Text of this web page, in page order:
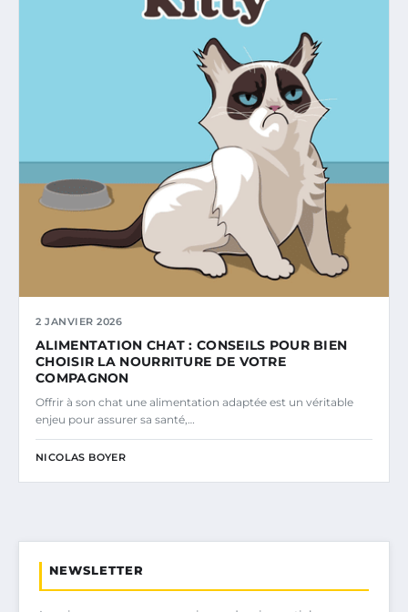
2 JANVIER 2026
ALIMENTATION CHAT : CONSEILS POUR BIEN
CHOISIR LA NOURRITURE DE VOTRE
COMPAGNON
Offrir à son chat une alimentation adaptée est un véritable
enjeu pour assurer sa santé,…
NICOLAS BOYER
NEWSLETTER